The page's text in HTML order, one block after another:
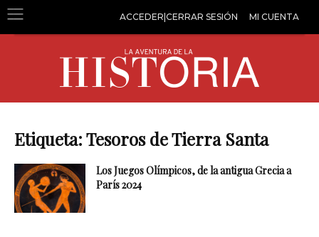
ACCEDER|CERRAR SESIÓN MI CUENTA
Etiqueta: Tesoros de Tierra Santa
Los Juegos Olímpicos, de la antigua Grecia a
París 2024